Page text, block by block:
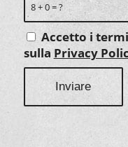
8 + 0 = ?
Accetto i
sulla Privacy